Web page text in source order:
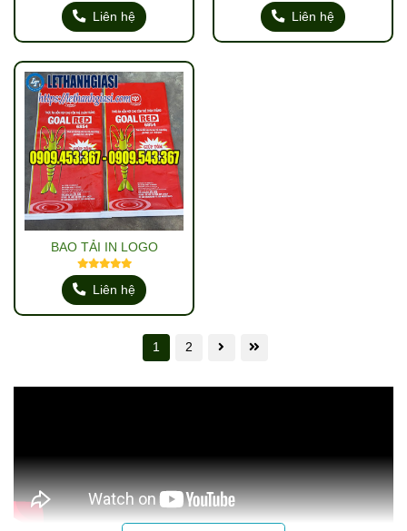
Liên hệ Liên hệ
BAO TẢI IN LOGO
Liên hệ
1 2